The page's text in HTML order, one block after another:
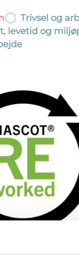
Trivsel og
levetid og